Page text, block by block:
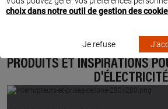
PRODUITS ET INSPIRATIONS
D'ÉLECTRICITÉ
choix dans notre outil de gestion des
Je refuse